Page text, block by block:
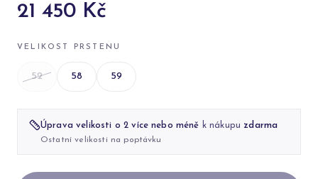
21 450 Kč
VELIKOST PRSTENU
52 58 59
Úprava velikosti o 2 více nebo méně k nákupu zdarma
Ostatní velikosti na poptávku